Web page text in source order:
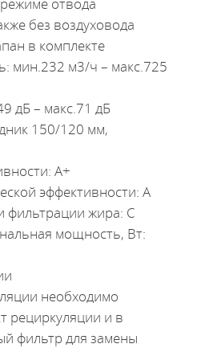
без воздуховода
в комплекте
мин.232 м3/ч – макс.725
дБ – макс.71 дБ
150/120 мм,
A+
эффективности: A
фильтрации жира: C
мощность, Вт:
необходимо
рециркуляции и в
фильтр для замены